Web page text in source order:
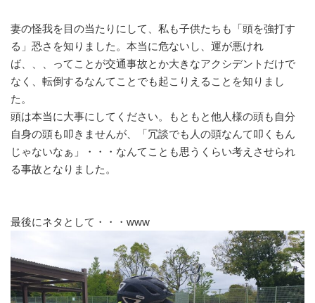
妻の怪我を目の当たりにして、私も子供たちも「頭を強打す
る」恐さを知りました。本当に危ないし、運が悪けれ
ば、、、ってことが交通事故とか大きなアクシデントだけで
なく、転倒するなんてことでも起こりえることを知りまし
た。
頭は本当に大事にしてください。もともと他人様の頭も自分
自身の頭も叩きませんが、「冗談でも人の頭なんて叩くもん
じゃないなぁ」・・・なんてことも思うくらい考えさせられ
る事故となりました。
最後にネタとして・・・www